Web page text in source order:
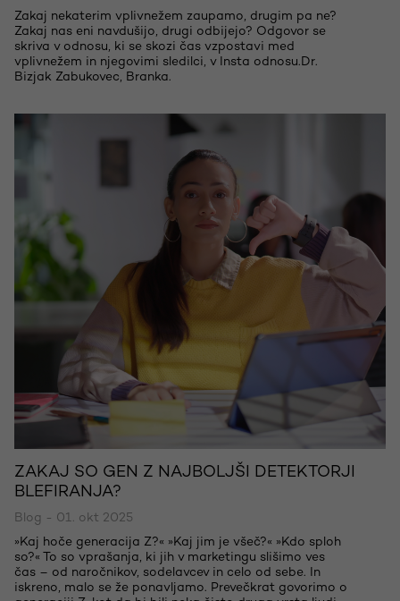
Zakaj nekaterim vplivnežem zaupamo, drugim pa ne?
Zakaj nas eni navdušijo, drugi odbijejo? Odgovor se
skriva v odnosu, ki se skozi čas vzpostavi med
vplivnežem in njegovimi sledilci, v Insta odnosu.Dr.
Bizjak Zabukovec, Branka.
ZAKAJ SO GEN Z NAJBOLJŠI DETEKTORJI
BLEFIRANJA?
Blog - 01. okt 2025
»Kaj hoče generacija Z?« »Kaj jim je všeč?« »Kdo sploh
so?« To so vprašanja, ki jih v marketingu slišimo ves
čas – od naročnikov, sodelavcev in celo od sebe. In
iskreno, malo se že ponavljamo. Prevečkrat govorimo o